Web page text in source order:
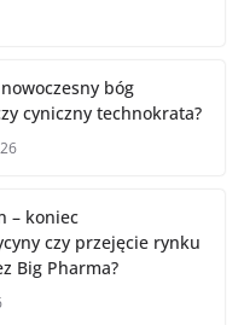
bóg
cyniczny technokrata?
– koniec
czy przejęcie rynku
Big Pharma?